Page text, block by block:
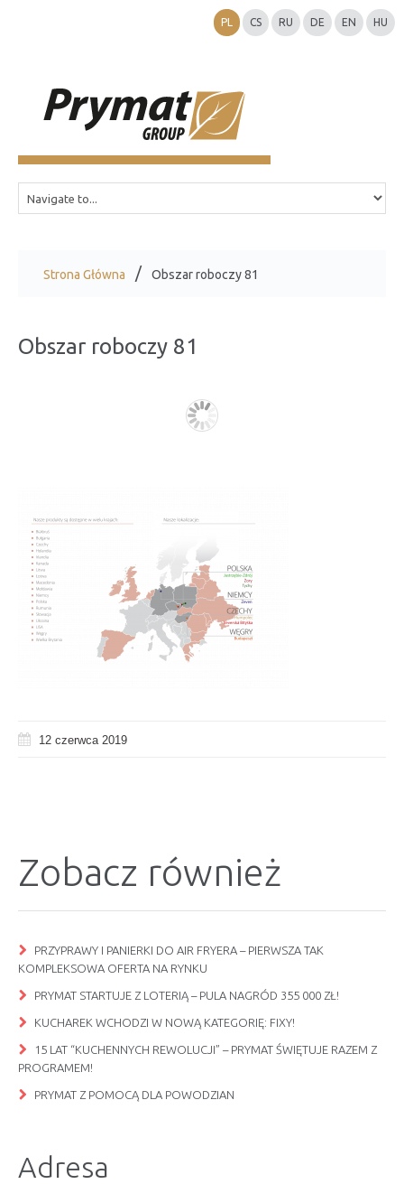
PL CS RU DE EN HU
Strona Główna Obszar roboczy 81
Obszar roboczy 81
12 czerwca 2019
Zobacz również
PRZYPRAWY I PANIERKI DO AIR FRYERA – PIERWSZA TAK
KOMPLEKSOWA OFERTA NA RYNKU
PRYMAT STARTUJE Z LOTERIĄ – PULA NAGRÓD 355 000 ZŁ!
KUCHAREK WCHODZI W NOWĄ KATEGORIĘ: FIXY!
15 LAT “KUCHENNYCH REWOLUCJI” – PRYMAT ŚWIĘTUJE RAZEM Z
PROGRAMEM!
PRYMAT Z POMOCĄ DLA POWODZIAN
Adresa